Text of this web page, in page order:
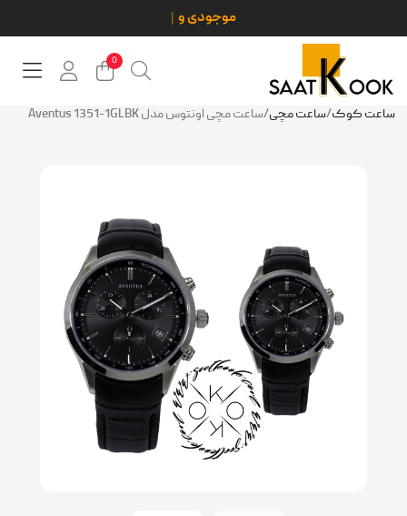
0
ساعت کوک/ساعت مچی/ساعت مچی اونتوس مدل Aventus 1351-1GLBK